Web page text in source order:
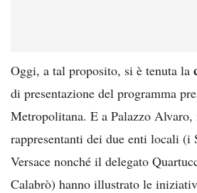
Oggi, a tal proposito, si è tenuta la
di presentazione del programma
Metropolitana. E a Palazzo
rappresentanti dei due enti locali (i
Versace nonché il delegato
Calabrò) hanno illustrato le